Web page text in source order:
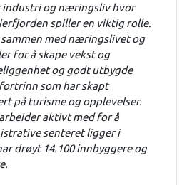
industri og næringsliv hvor
spiller en viktig rolle.
med næringslivet og
for å skape vekst og
og godt utbygde
som har skapt
på turisme og opplevelser.
aktivt med for å
senteret ligger i
drøyt 14.100 innbyggere og